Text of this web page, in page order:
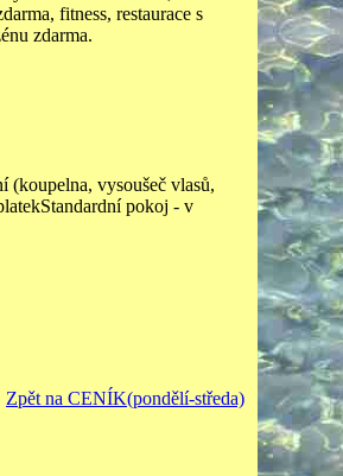
fitness, restaurace s
zdarma.
(koupelna, vysoušeč vlasů,
pokoj - v
Zpět na CENÍK(pondělí-středa)